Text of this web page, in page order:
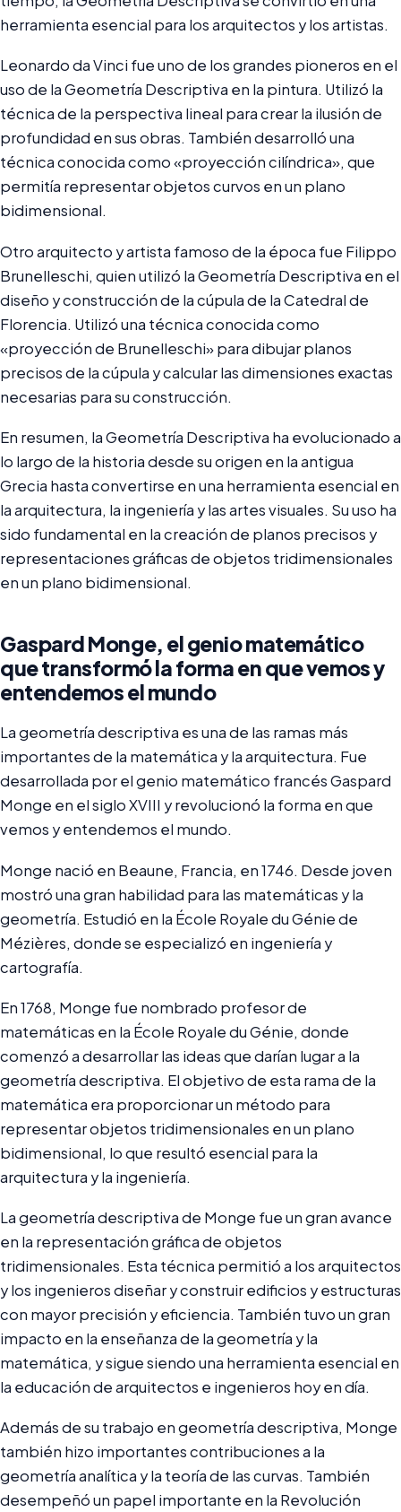
herramienta esencial para los arquitectos y los artistas.
Leonardo da Vinci fue uno de los grandes pioneros en el
uso de la Geometría Descriptiva en la pintura. Utilizó la
técnica de la perspectiva lineal para crear la ilusión de
profundidad en sus obras. También desarrolló una
técnica conocida como «proyección cilíndrica», que
permitía representar objetos curvos en un plano
bidimensional.
Otro arquitecto y artista famoso de la época fue Filippo
Brunelleschi, quien utilizó la Geometría Descriptiva en el
diseño y construcción de la cúpula de la Catedral de
Florencia. Utilizó una técnica conocida como
«proyección de Brunelleschi» para dibujar planos
precisos de la cúpula y calcular las dimensiones exactas
necesarias para su construcción.
En resumen, la Geometría Descriptiva ha evolucionado a
lo largo de la historia desde su origen en la antigua
Grecia hasta convertirse en una herramienta esencial en
la arquitectura, la ingeniería y las artes visuales. Su uso ha
sido fundamental en la creación de planos precisos y
representaciones gráficas de objetos tridimensionales
en un plano bidimensional.
Gaspard Monge, el genio matemático
que transformó la forma en que vemos y
entendemos el mundo
La geometría descriptiva es una de las ramas más
importantes de la matemática y la arquitectura. Fue
desarrollada por el genio matemático francés Gaspard
Monge en el siglo XVIII y revolucionó la forma en que
vemos y entendemos el mundo.
Monge nació en Beaune, Francia, en 1746. Desde joven
mostró una gran habilidad para las matemáticas y la
geometría. Estudió en la École Royale du Génie de
Mézières, donde se especializó en ingeniería y
cartografía.
En 1768, Monge fue nombrado profesor de
matemáticas en la École Royale du Génie, donde
comenzó a desarrollar las ideas que darían lugar a la
geometría descriptiva. El objetivo de esta rama de la
matemática era proporcionar un método para
representar objetos tridimensionales en un plano
bidimensional, lo que resultó esencial para la
arquitectura y la ingeniería.
La geometría descriptiva de Monge fue un gran avance
en la representación gráfica de objetos
tridimensionales. Esta técnica permitió a los arquitectos
y los ingenieros diseñar y construir edificios y estructuras
con mayor precisión y eficiencia. También tuvo un gran
impacto en la enseñanza de la geometría y la
matemática, y sigue siendo una herramienta esencial en
la educación de arquitectos e ingenieros hoy en día.
Además de su trabajo en geometría descriptiva, Monge
también hizo importantes contribuciones a la
geometría analítica y la teoría de las curvas. También
desempeñó un papel importante en la Revolución